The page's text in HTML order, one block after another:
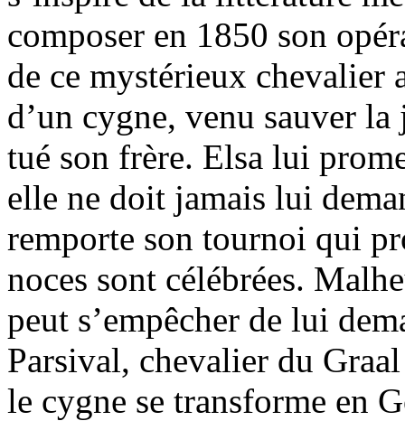
composer en 1850 son
de ce mystérieux chevalier
d’un cygne, venu sauver
tué son frère. Elsa lui
elle ne doit jamais lui
remporte son tournoi qui
noces sont célébrées.
peut s’empêcher de lui
Parsival, chevalier du
le cygne se transforme en